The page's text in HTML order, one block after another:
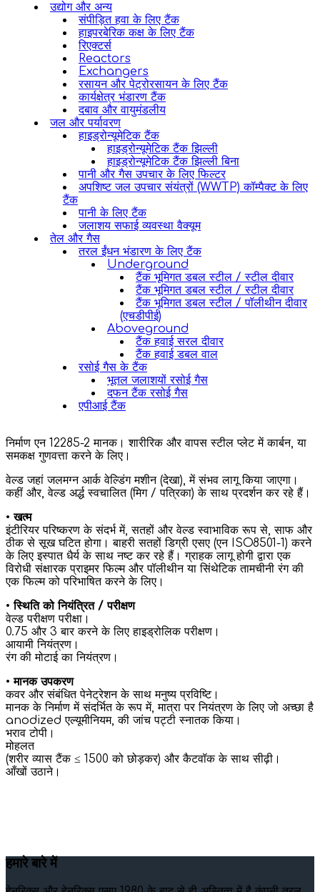
उद्योग और अन्य
संपीड़ित हवा के लिए टैंक
हाइपरबेरिक कक्ष के लिए टैंक
रिएक्टर्स
Reactors
Exchangers
रसायन और पेट्रोरसायन के लिए टैंक
कार्यक्षेत्र भंडारण टैंक
दबाव और वायुमंडलीय
जल और पर्यावरण
हाइड्रोन्यूमेटिक टैंक
हाइड्रोन्यूमेटिक टैंक झिल्ली
हाइड्रोन्यूमेटिक टैंक झिल्ली बिना
पानी और गैस उपचार के लिए फिल्टर
अपशिष्ट जल उपचार संयंत्रों (WWTP) कॉम्पैक्ट के लिए
टैंक
पानी के लिए टैंक
जलाशय सफाई व्यवस्था वैक्यूम
तेल और गैस
तरल ईंधन भंडारण के लिए टैंक
Underground
टैंक भूमिगत डबल स्टील / स्टील दीवार
टैंक भूमिगत डबल स्टील / स्टील दीवार
टैंक भूमिगत डबल स्टील / पॉलीथीन दीवार
(एचडीपीई)
Aboveground
टैंक हवाई सरल दीवार
टैंक हवाई डबल वाल
रसोई गैस के टैंक
भूतल जलाशयों रसोई गैस
दफन टैंक रसोई गैस
एपीआई टैंक
निर्माण एन 12285-2 मानक। शारीरिक और वापस स्टील प्लेट में कार्बन, या
समकक्ष गुणवत्ता करने के लिए।
वेल्ड जहां जलमग्न आर्क वेल्डिंग मशीन (देखा), में संभव लागू किया जाएगा।
कहीं और, वेल्ड अर्द्ध स्वचालित (मिग / पत्रिका) के साथ प्रदर्शन कर रहे हैं।
•खत्म
इंटीरियर परिष्करण के संदर्भ में, सतहों और वेल्ड स्वाभाविक रूप से, साफ और
ठीक से सूख घटित होगा। बाहरी सतहों डिग्री एसए (एन ISO8501-1) करने
के लिए इस्पात धैर्य के साथ नष्ट कर रहे हैं। ग्राहक लागू होगी द्वारा एक
विरोधी संक्षारक प्राइमर फिल्म और पॉलीथीन या सिंथेटिक तामचीनी रंग की
एक फिल्म को परिभाषित करने के लिए।
•स्थिति को नियंत्रित / परीक्षण
वेल्ड परीक्षण परीक्षा।
0.75 और 3 बार करने के लिए हाइड्रोलिक परीक्षण।
आयामी नियंत्रण।
रंग की मोटाई का नियंत्रण।
•मानक उपकरण
कवर और संबंधित पेनेट्रेशन के साथ मनुष्य प्रविष्टि।
मानक के निर्माण में संदर्भित के रूप में, मात्रा पर नियंत्रण के लिए जो अच्छा है
anodized एल्यूमीनियम, की जांच पट्टी स्नातक किया।
भराव टोपी।
मोहलत
(शरीर व्यास टैंक ≤ 1500 को छोड़कर) और कैटवॉक के साथ सीढ़ी।
आँखों उठाने।
हमारे बारे में